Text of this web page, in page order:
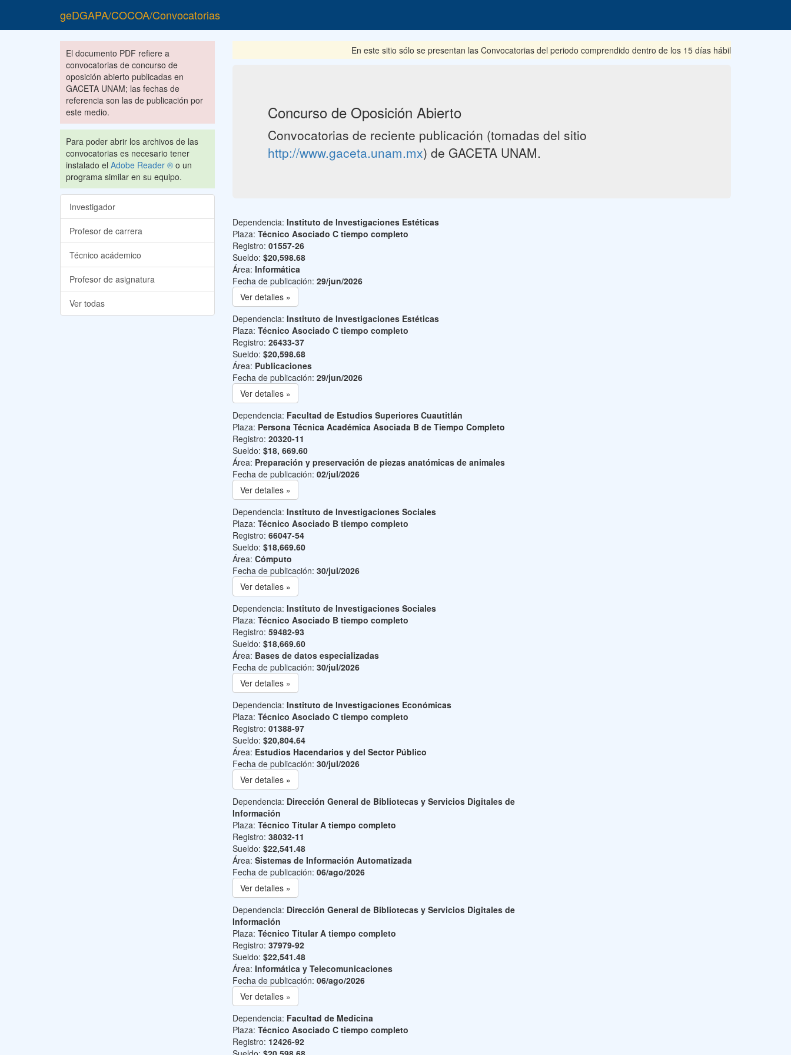
geDGAPA/COCOA/Convocatorias
El documento PDF refiere a
convocatorias de concurso de
oposición abierto publicadas en
GACETA UNAM; las fechas de
referencia son las de publicación por
este medio.
Para poder abrir los archivos de las
convocatorias es necesario tener
instalado el Adobe Reader ® o un
programa similar en su equipo.
Investigador
Profesor de carrera
Técnico acádemico
Profesor de asignatura
Ver todas
En este sitio sólo se presentan las Convocatorias del periodo comprendido dentro de los 15 días hábiles posteriores a
Concurso de Oposición Abierto
Convocatorias de reciente publicación (tomadas del sitio
http://www.gaceta.unam.mx) de GACETA UNAM.
Dependencia: Instituto de Investigaciones Estéticas
Plaza: Técnico Asociado C tiempo completo
Registro: 01557-26
Sueldo: $20,598.68
Área: Informática
Fecha de publicación: 29/jun/2026
Ver detalles »
Dependencia: Instituto de Investigaciones Estéticas
Plaza: Técnico Asociado C tiempo completo
Registro: 26433-37
Sueldo: $20,598.68
Área: Publicaciones
Fecha de publicación: 29/jun/2026
Ver detalles »
Dependencia: Facultad de Estudios Superiores Cuautitlán
Plaza: Persona Técnica Académica Asociada B de Tiempo Completo
Registro: 20320-11
Sueldo: $18, 669.60
Área: Preparación y preservación de piezas anatómicas de animales
Fecha de publicación: 02/jul/2026
Ver detalles »
Dependencia: Instituto de Investigaciones Sociales
Plaza: Técnico Asociado B tiempo completo
Registro: 66047-54
Sueldo: $18,669.60
Área: Cómputo
Fecha de publicación: 30/jul/2026
Ver detalles »
Dependencia: Instituto de Investigaciones Sociales
Plaza: Técnico Asociado B tiempo completo
Registro: 59482-93
Sueldo: $18,669.60
Área: Bases de datos especializadas
Fecha de publicación: 30/jul/2026
Ver detalles »
Dependencia: Instituto de Investigaciones Económicas
Plaza: Técnico Asociado C tiempo completo
Registro: 01388-97
Sueldo: $20,804.64
Área: Estudios Hacendarios y del Sector Público
Fecha de publicación: 30/jul/2026
Ver detalles »
Dependencia: Dirección General de Bibliotecas y Servicios Digitales de
Información
Plaza: Técnico Titular A tiempo completo
Registro: 38032-11
Sueldo: $22,541.48
Área: Sistemas de Información Automatizada
Fecha de publicación: 06/ago/2026
Ver detalles »
Dependencia: Dirección General de Bibliotecas y Servicios Digitales de
Información
Plaza: Técnico Titular A tiempo completo
Registro: 37979-92
Sueldo: $22,541.48
Área: Informática y Telecomunicaciones
Fecha de publicación: 06/ago/2026
Ver detalles »
Dependencia: Facultad de Medicina
Plaza: Técnico Asociado C tiempo completo
Registro: 12426-92